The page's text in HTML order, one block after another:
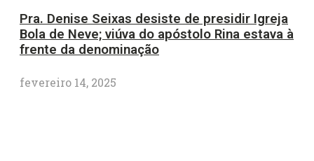
Pra. Denise Seixas desiste de presidir Igreja
Bola de Neve; viúva do apóstolo Rina estava à
frente da denominação
fevereiro 14, 2025